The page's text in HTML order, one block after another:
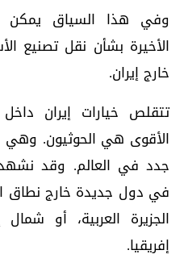
‏وفي هذا السياق يمكن
الأخيرة بشأن نقل تصنيع
خارج إيران.
‏تتقلص خيارات إيران
الأقوى هي الحوثيون. وهي
جدد في العالم. وقد
في دول جديدة خارج نطاق
الجزيرة العربية، أو
إفريقيا.